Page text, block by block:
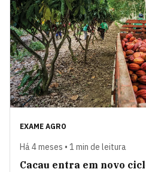
EXAME AGRO
Há 4 meses • 1 min de leitura
Cacau entra em novo